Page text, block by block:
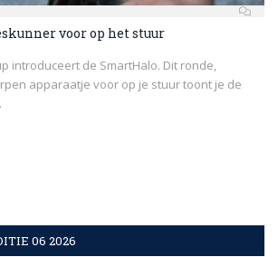
voor op het stuur
introduceert de SmartHalo. Dit ronde,
apparaatje voor op je stuur toont je de
06 2026